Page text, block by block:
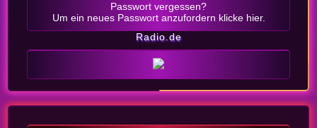
Passwort vergessen?
Um ein neues Passwort anzufordern klicke hier.
Radio.de